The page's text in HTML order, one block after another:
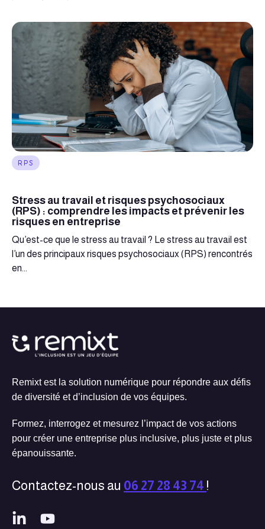
RPS
Stress au travail et risques psychosociaux
(RPS) : comprendre les impacts et prévenir les
risques en entreprise
Qu’est-ce que le stress au travail ? Le stress au travail est
l’un des principaux risques psychosociaux (RPS) rencontrés
en...
Remixt est la solution numérique pour répondre aux défis
de diversité et d’inclusion de vos équipes.
Formez, interrogez et mesurez l’impact de vos actions
pour créer une entreprise plus inclusive, plus juste et plus
épanouissante.
Contactez-nous au 06 27 28 43 74 !